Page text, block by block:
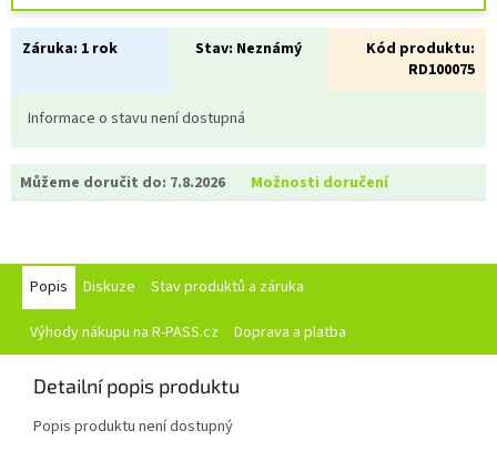
Záruka: 1 rok Stav: Neznámý
Kód produktu:
RD100075
Informace o stavu není dostupná
Můžeme doručit do: 7.8.2026 Možnosti doručení
Popis Diskuze Stav produktů a záruka
Výhody nákupu na R-PASS.cz Doprava a platba
Detailní popis produktu
Popis produktu není dostupný